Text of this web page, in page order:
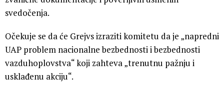
svedočenja.
Očekuje se da će Grejvs izraziti komitetu da je „napredni
UAP problem nacionalne bezbednosti i bezbednosti
vazduhoplovstva“ koji zahteva „trenutnu pažnju i
usklađenu akciju“.